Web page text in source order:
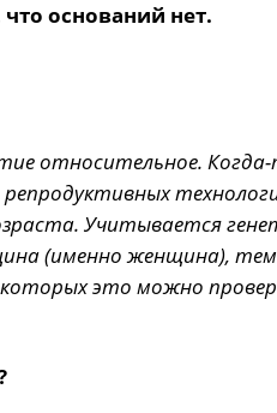
оснований нет.
относительное.
Учитывается
(именно женщина),
это можно